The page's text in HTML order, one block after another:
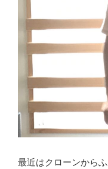
最近はクローンから